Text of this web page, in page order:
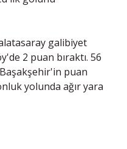
galibiyet
2 puan bıraktı. 56
puan
yolunda ağır yara